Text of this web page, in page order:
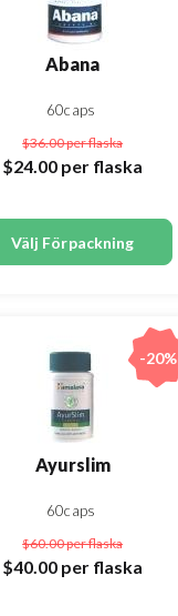
Abana
60caps
$36.00per flaska
$24.00 per flaska
Välj Förpackning
Ayurslim
60caps
$60.00per flaska
$40.00 per flaska
-20%